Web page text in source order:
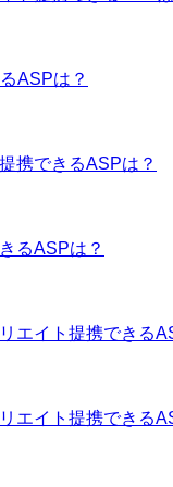
ASPは？
携できるASPは？
るASPは？
エイト提携できる
エイト提携できる